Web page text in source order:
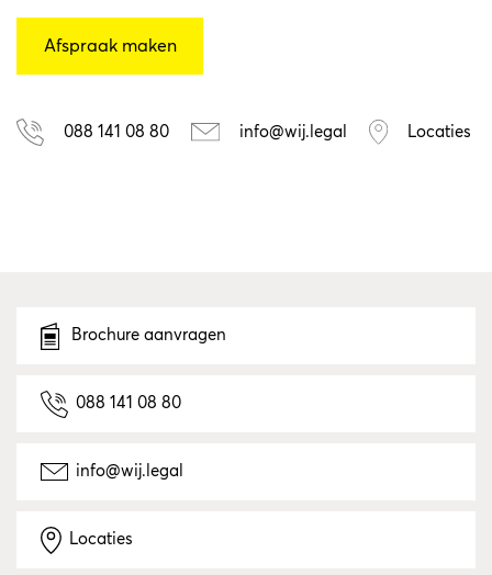
088 141 08 80 info@wij.legal Locaties
Brochure aanvragen
088 141 08 80
info@wij.legal
Locaties